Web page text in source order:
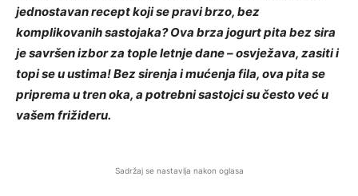
jednostavan recept koji se pravi brzo, bez
komplikovanih sastojaka? Ova brza jogurt pita bez sira
je savršen izbor za tople letnje dane – osvježava, zasiti i
topi se u ustima! Bez sirenja i mućenja fila, ova pita se
priprema u tren oka, a potrebni sastojci su često već u
vašem frižideru.
Sadržaj se nastavlja nakon oglasa